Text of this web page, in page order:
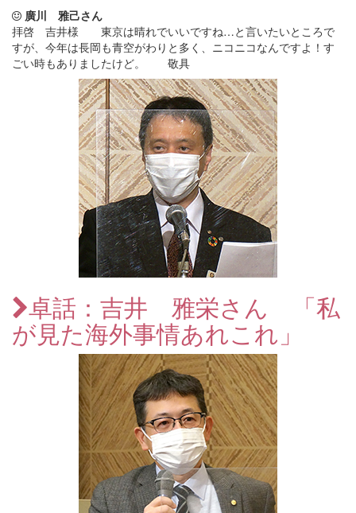
廣川 雅己さん
拝啓 吉井様 東京は晴れでいいですね…と言いたいところで
すが、今年は長岡も青空がわりと多く、ニコニコなんですよ！す
ごい時もありましたけど。 敬具
卓話：吉井 雅栄さん 「私
が見た海外事情あれこれ」